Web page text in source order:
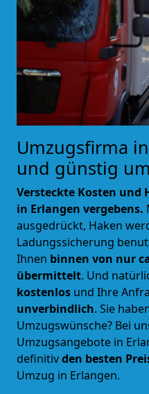
Umzugsfirma
und günstig
Versteckte Kosten und
in Erlangen vergebens.
ausgedrückt, Haken
Ladungssicherung
Ihnen binnen von nur
übermittelt. Und
kostenlos und Ihre
unverbindlich. Sie
Umzugswünsche? Bei
Umzugsangebote in
definitivden besten
Umzug in Erlangen.